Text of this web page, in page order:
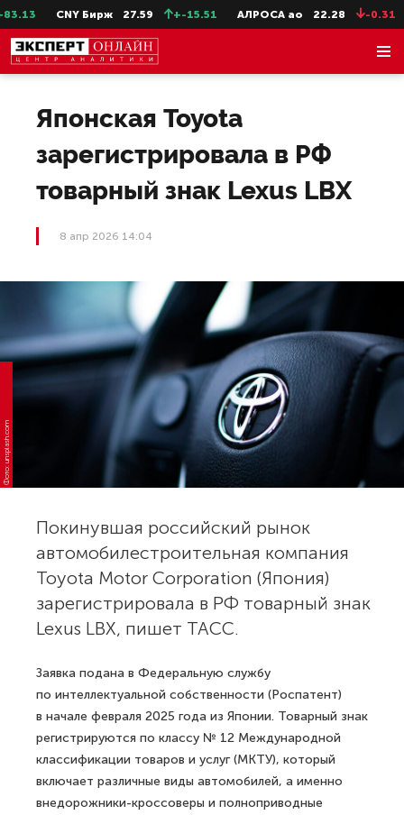
CNY Бирж 27.59 +-15.51 АЛРОСА ао 22.28 -0.31
Японская Toyota
зарегистрировала в РФ
товарный знак Lexus LBX
8 апр 2026 14:04
Фото: unsplash.com
Покинувшая российский рынок
автомобилестроительная компания
Toyota Motor Corporation (Япония)
зарегистрировала в РФ товарный знак
Lexus LBX, пишет ТАСС.
Заявка подана в Федеральную службу
по интеллектуальной собственности (Роспатент)
в начале февраля 2025 года из Японии. Товарный знак
регистрируются по классу № 12 Международной
классификации товаров и услуг (МКТУ), который
включает различные виды автомобилей, а именно
внедорожники-кроссоверы и полноприводные